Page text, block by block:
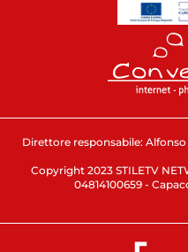
Direttore responsabile:
Copyright 2023 STILETV
04814100659 -